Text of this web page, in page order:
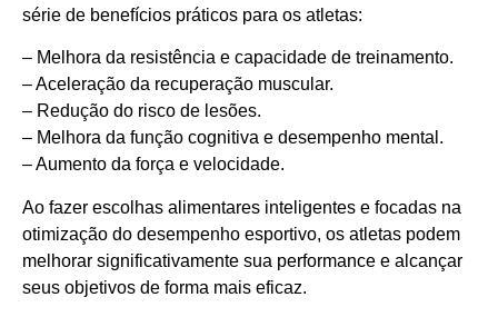
série de benefícios práticos para os atletas:
– Melhora da resistência e capacidade de treinamento.
– Aceleração da recuperação muscular.
– Redução do risco de lesões.
– Melhora da função cognitiva e desempenho mental.
– Aumento da força e velocidade.
Ao fazer escolhas alimentares inteligentes e focadas na
otimização do desempenho esportivo, os atletas podem
melhorar significativamente sua performance e alcançar
seus objetivos de forma mais eficaz.